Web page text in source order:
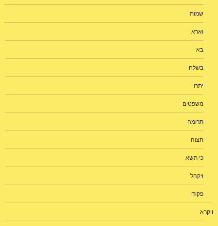
שמות
וארא
בא
בשלח
יתרו
משפטים
תרומה
תצוה
כי תשא
ויקהל
פקודי
ויקרא